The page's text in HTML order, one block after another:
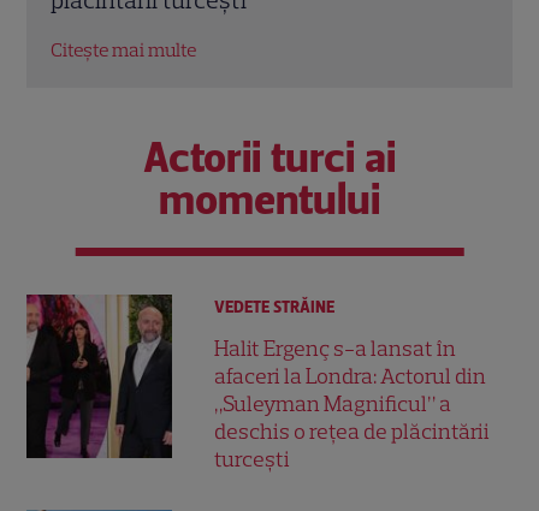
Citește mai multe
Actorii turci ai
momentului
VEDETE STRĂINE
Halit Ergenç s-a lansat în
afaceri la Londra: Actorul din
„Suleyman Magnificul” a
deschis o rețea de plăcintării
turcești